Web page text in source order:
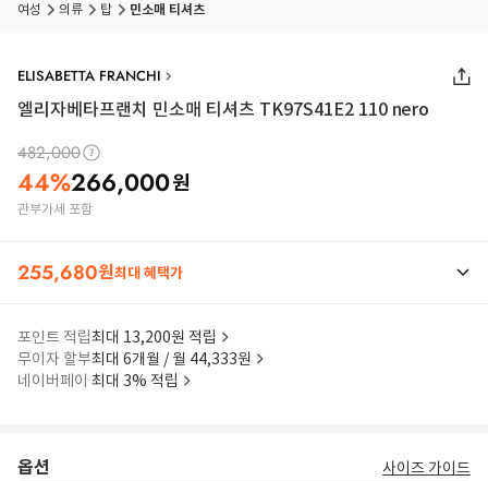
여성 의류 탑 민소매 티셔츠
ELISABETTA FRANCHI
엘리자베타프랜치 민소매 티셔츠 TK97S41E2 110 nero
482,000
44%266,000원
관부가세 포함
255,680원최대 혜택가
포인트 적립최대 13,200원 적립
무이자 할부최대 6개월 / 월 44,333원
네이버페이 최대 3% 적립
옵션 사이즈 가이드